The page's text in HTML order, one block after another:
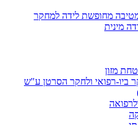
מחופשת לידה למחקר
מינית
מזון
ביו-רפואי ולחקר הסרטן ע"ש